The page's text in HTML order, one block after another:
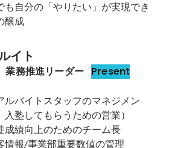
も自分の「やりたい」が実現でき
醸成
イト
業務推進リーダー Present
ルバイトスタッフのマネジメン
入塾してもらうための営業）
成績向上のためのチーム長
情報/事業部重要数値の管理